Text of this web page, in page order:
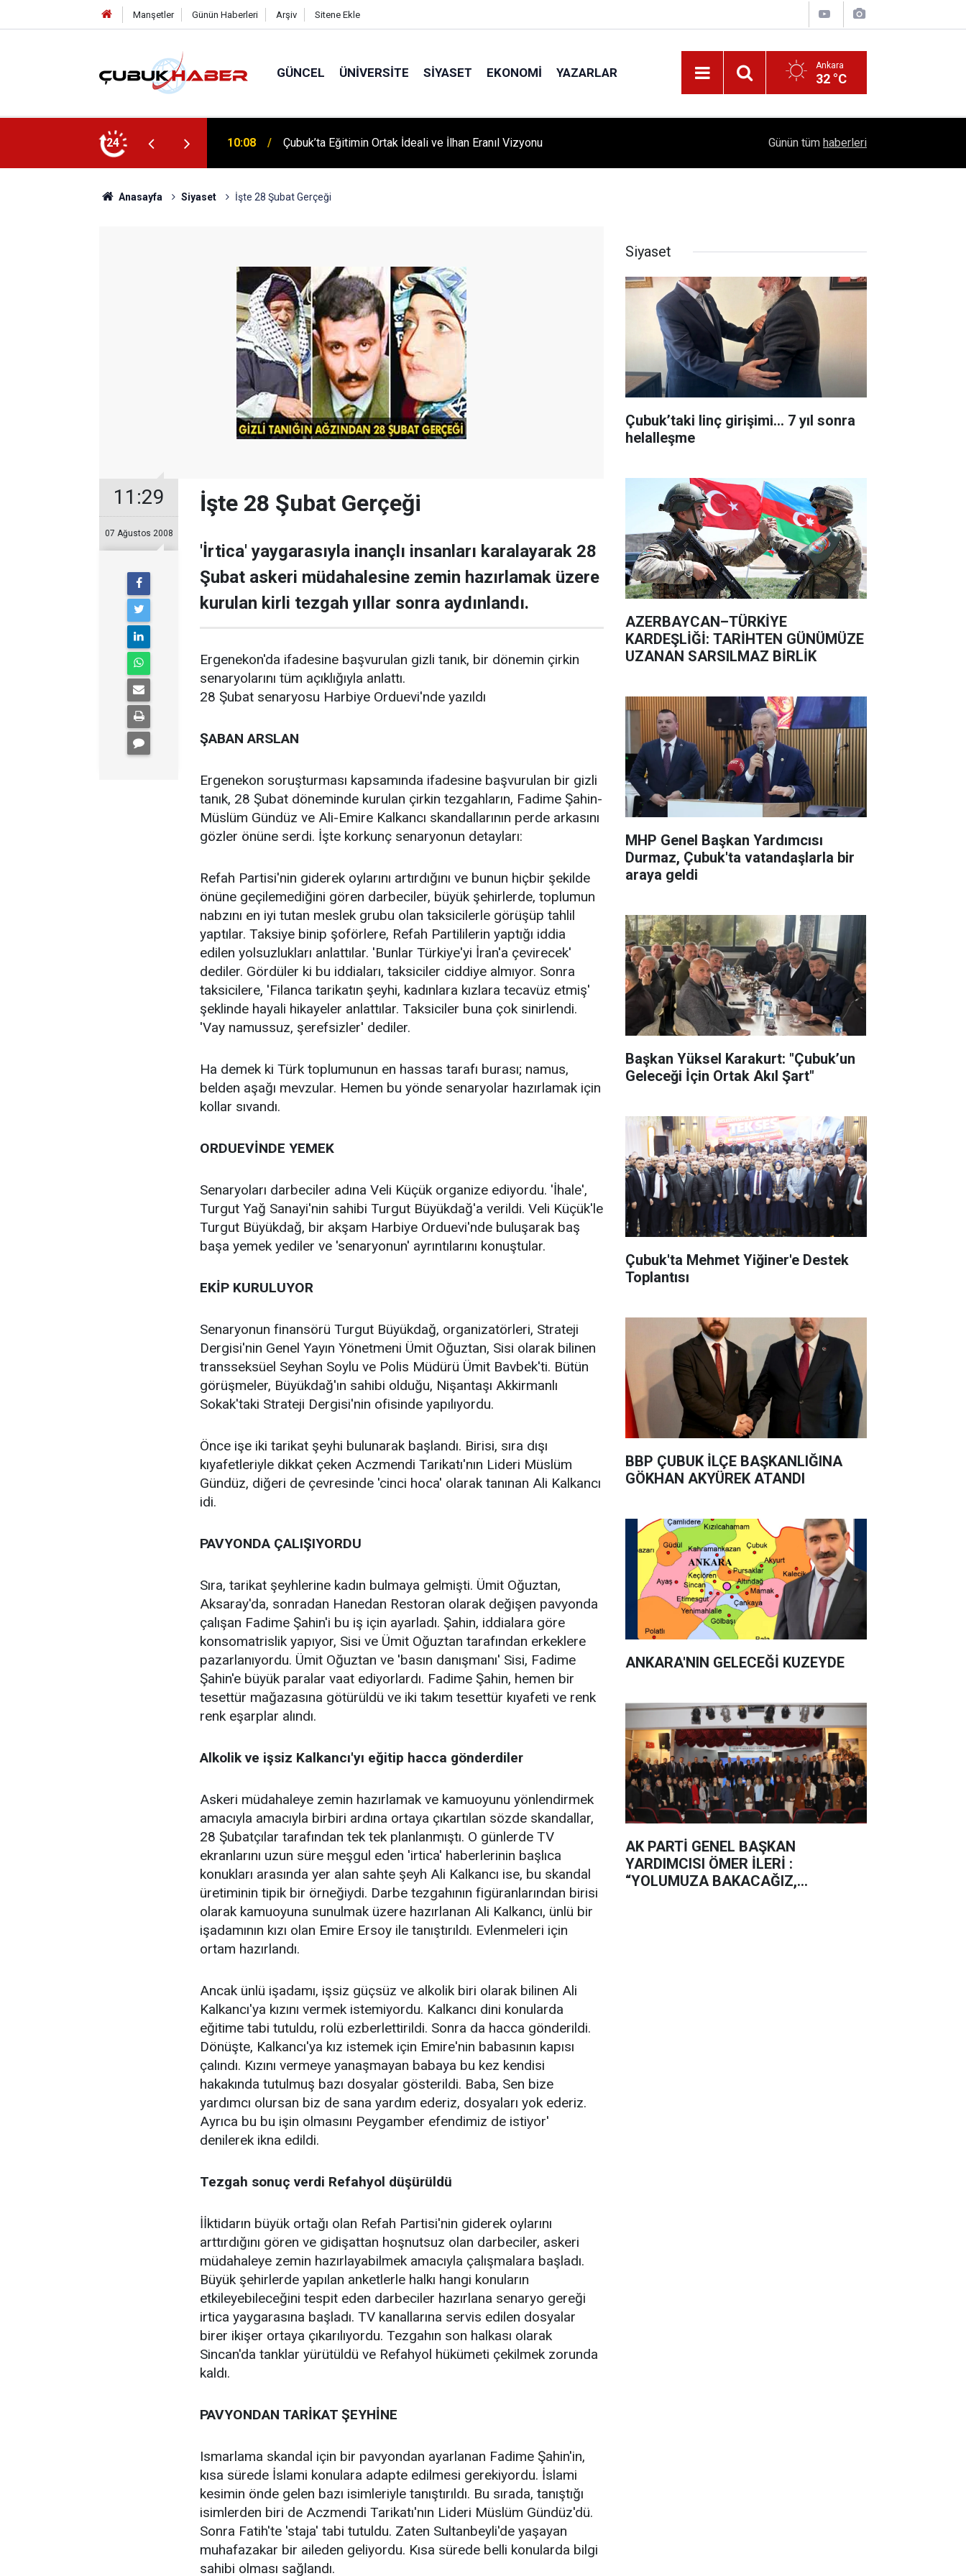
Manşetler Günün Haberleri Arşiv Sitene Ekle
GÜNCEL ÜNIVERSITE SIYASET EKONOMI YAZARLAR Ankara
32 °C
24
Eranıl Vizyonu 12:06 ÇUBUK’TA ‘YAZA MERHABA’ COŞKUSU: Kursiyerler Gönüllerince Eğlendi! 1504 Kep, Tek Bir Hedef: Bilim Kenti Çubuk
Günün tüm haberleri
Anasayfa Siyaset İşte 28 Şubat Gerçeği
11:29
07 Ağustos 2008
İşte 28 Şubat Gerçeği
'İrtica' yaygarasıyla inançlı insanları karalayarak 28
Şubat askeri müdahalesine zemin hazırlamak üzere
kurulan kirli tezgah yıllar sonra aydınlandı.
Ergenekon'da ifadesine başvurulan gizli tanık, bir dönemin çirkin
senaryolarını tüm açıklığıyla anlattı.
28 Şubat senaryosu Harbiye Orduevi'nde yazıldı
ŞABAN ARSLAN
Ergenekon soruşturması kapsamında ifadesine başvurulan bir gizli
tanık, 28 Şubat döneminde kurulan çirkin tezgahların, Fadime Şahin-
Müslüm Gündüz ve Ali-Emire Kalkancı skandallarının perde arkasını
gözler önüne serdi. İşte korkunç senaryonun detayları:
Refah Partisi'nin giderek oylarını artırdığını ve bunun hiçbir şekilde
önüne geçilemediğini gören darbeciler, büyük şehirlerde, toplumun
nabzını en iyi tutan meslek grubu olan taksicilerle görüşüp tahlil
yaptılar. Taksiye binip şoförlere, Refah Partililerin yaptığı iddia
edilen yolsuzlukları anlattılar. 'Bunlar Türkiye'yi İran'a çevirecek'
dediler. Gördüler ki bu iddiaları, taksiciler ciddiye almıyor. Sonra
taksicilere, 'Filanca tarikatın şeyhi, kadınlara kızlara tecavüz etmiş'
şeklinde hayali hikayeler anlattılar. Taksiciler buna çok sinirlendi.
'Vay namussuz, şerefsizler' dediler.
Ha demek ki Türk toplumunun en hassas tarafı burası; namus,
belden aşağı mevzular. Hemen bu yönde senaryolar hazırlamak için
kollar sıvandı.
ORDUEVİNDE YEMEK
Senaryoları darbeciler adına Veli Küçük organize ediyordu. 'İhale',
Turgut Yağ Sanayi'nin sahibi Turgut Büyükdağ'a verildi. Veli Küçük'le
Turgut Büyükdağ, bir akşam Harbiye Orduevi'nde buluşarak baş
başa yemek yediler ve 'senaryonun' ayrıntılarını konuştular.
EKİP KURULUYOR
Senaryonun finansörü Turgut Büyükdağ, organizatörleri, Strateji
Dergisi'nin Genel Yayın Yönetmeni Ümit Oğuztan, Sisi olarak bilinen
transseksüel Seyhan Soylu ve Polis Müdürü Ümit Bavbek'ti. Bütün
görüşmeler, Büyükdağ'ın sahibi olduğu, Nişantaşı Akkirmanlı
Sokak'taki Strateji Dergisi'nin ofisinde yapılıyordu.
Önce işe iki tarikat şeyhi bulunarak başlandı. Birisi, sıra dışı
kıyafetleriyle dikkat çeken Aczmendi Tarikatı'nın Lideri Müslüm
Gündüz, diğeri de çevresinde 'cinci hoca' olarak tanınan Ali Kalkancı
idi.
PAVYONDA ÇALIŞIYORDU
Sıra, tarikat şeyhlerine kadın bulmaya gelmişti. Ümit Oğuztan,
Aksaray'da, sonradan Hanedan Restoran olarak değişen pavyonda
çalışan Fadime Şahin'i bu iş için ayarladı. Şahin, iddialara göre
konsomatrislik yapıyor, Sisi ve Ümit Oğuztan tarafından erkeklere
pazarlanıyordu. Ümit Oğuztan ve 'basın danışmanı' Sisi, Fadime
Şahin'e büyük paralar vaat ediyorlardı. Fadime Şahin, hemen bir
tesettür mağazasına götürüldü ve iki takım tesettür kıyafeti ve renk
renk eşarplar alındı.
Alkolik ve işsiz Kalkancı'yı eğitip hacca gönderdiler
Askeri müdahaleye zemin hazırlamak ve kamuoyunu yönlendirmek
amacıyla amacıyla birbiri ardına ortaya çıkartılan sözde skandallar,
28 Şubatçılar tarafından tek tek planlanmıştı. O günlerde TV
ekranlarını uzun süre meşgul eden 'irtica' haberlerinin başlıca
konukları arasında yer alan sahte şeyh Ali Kalkancı ise, bu skandal
üretiminin tipik bir örneğiydi. Darbe tezgahının figüranlarından birisi
olarak kamuoyuna sunulmak üzere hazırlanan Ali Kalkancı, ünlü bir
işadamının kızı olan Emire Ersoy ile tanıştırıldı. Evlenmeleri için
ortam hazırlandı.
Ancak ünlü işadamı, işsiz güçsüz ve alkolik biri olarak bilinen Ali
Kalkancı'ya kızını vermek istemiyordu. Kalkancı dini konularda
eğitime tabi tutuldu, rolü ezberlettirildi. Sonra da hacca gönderildi.
Dönüşte, Kalkancı'ya kız istemek için Emire'nin babasının kapısı
çalındı. Kızını vermeye yanaşmayan babaya bu kez kendisi
hakakında tutulmuş bazı dosyalar gösterildi. Baba, Sen bize
yardımcı olursan biz de sana yardım ederiz, dosyaları yok ederiz.
Ayrıca bu bu işin olmasını Peygamber efendimiz de istiyor'
denilerek ikna edildi.
Tezgah sonuç verdi Refahyol düşürüldü
İİktidarın büyük ortağı olan Refah Partisi'nin giderek oylarını
arttırdığını gören ve gidişattan hoşnutsuz olan darbeciler, askeri
müdahaleye zemin hazırlayabilmek amacıyla çalışmalara başladı.
Büyük şehirlerde yapılan anketlerle halkı hangi konuların
etkileyebileceğini tespit eden darbeciler hazırlana senaryo gereği
irtica yaygarasına başladı. TV kanallarına servis edilen dosyalar
birer ikişer ortaya çıkarılıyordu. Tezgahın son halkası olarak
Sincan'da tanklar yürütüldü ve Refahyol hükümeti çekilmek zorunda
kaldı.
PAVYONDAN TARİKAT ŞEYHİNE
Ismarlama skandal için bir pavyondan ayarlanan Fadime Şahin'in,
kısa sürede İslami konulara adapte edilmesi gerekiyordu. İslami
kesimin önde gelen bazı isimleriyle tanıştırıldı. Bu sırada, tanıştığı
isimlerden biri de Aczmendi Tarikatı'nın Lideri Müslüm Gündüz'dü.
Sonra Fatih'te 'staja' tabi tutuldu. Zaten Sultanbeyli'de yaşayan
muhafazakar bir aileden geliyordu. Kısa sürede belli konularda bilgi
sahibi olması sağlandı.
Siyaset
Çubuk’taki linç girişimi... 7 yıl sonra
helalleşme
AZERBAYCAN–TÜRKİYE
KARDEŞLİĞİ: TARİHTEN GÜNÜMÜZE
UZANAN SARSILMAZ BİRLİK
MHP Genel Başkan Yardımcısı
Durmaz, Çubuk'ta vatandaşlarla bir
araya geldi
Başkan Yüksel Karakurt: "Çubuk’un
Geleceği İçin Ortak Akıl Şart"
Çubuk'ta Mehmet Yiğiner'e Destek
Toplantısı
BBP ÇUBUK İLÇE BAŞKANLIĞINA
GÖKHAN AKYÜREK ATANDI
ANKARA'NIN GELECEĞİ KUZEYDE
AK PARTİ GENEL BAŞKAN
YARDIMCISI ÖMER İLERİ :
“YOLUMUZA BAKACAĞIZ,